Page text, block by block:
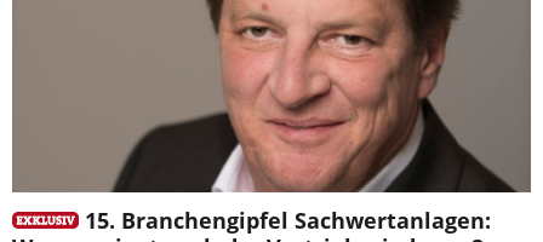
15. Branchengipfel Sachwertanlagen: